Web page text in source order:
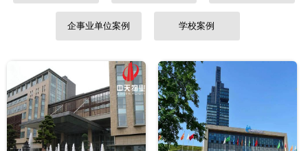
企事业单位案例 学校案例